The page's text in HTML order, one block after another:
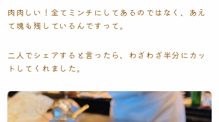
肉肉しい！全てミンチにしてあるのではなく、あえ
て塊も残しているんですって。
二人でシェアすると言ったら、わざわざ半分にカッ
トしてくれました。